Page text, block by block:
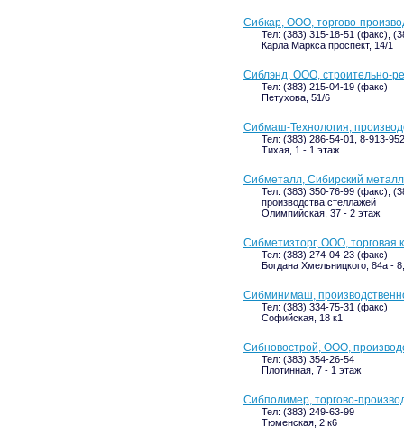
Сибкар, ООО, торгово-
Тел: (383) 315-18-51 (факс),
Карла Маркса проспект, 14/1
Сиблэнд, ООО, строительно-
Тел: (383) 215-04-19 (факс)
Петухова, 51/6
Сибмаш-Технология,
Тел: (383) 286-54-01, 8-913-
Тихая, 1 - 1 этаж
Сибметалл, Сибирский
Тел: (383) 350-76-99 (факс),
производства стеллажей
Олимпийская, 37 - 2 этаж
Сибметизторг, ООО, торговая
Тел: (383) 274-04-23 (факс)
Богдана Хмельницкого, 84а -
Сибминимаш,
Тел: (383) 334-75-31 (факс)
Софийская, 18 к1
Сибновострой, ООО,
Тел: (383) 354-26-54
Плотинная, 7 - 1 этаж
Сибполимер, торгово-
Тел: (383) 249-63-99
Тюменская, 2 к6